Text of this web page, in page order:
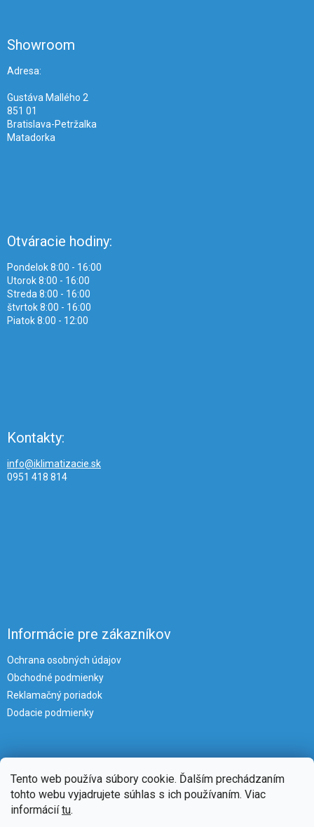
Tento web používa súbory cookie. Ďalším prechádzaním
tohto webu vyjadrujete súhlas s ich používaním. Viac
informáciítu.
Showroom
Adresa:
Gustáva Mallého 2
851 01
Bratislava-Petržalka
Matadorka
Otváracie hodiny:
Pondelok 8:00 - 16:00
Utorok 8:00 - 16:00
Streda 8:00 - 16:00
štvrtok 8:00 - 16:00
Piatok 8:00 - 12:00
Kontakty:
info@iklimatizacie.sk
0951 418 814
Informácie pre zákazníkov
Ochrana osobných údajov
Obchodné podmienky
Reklamačný poriadok
Dodacie podmienky